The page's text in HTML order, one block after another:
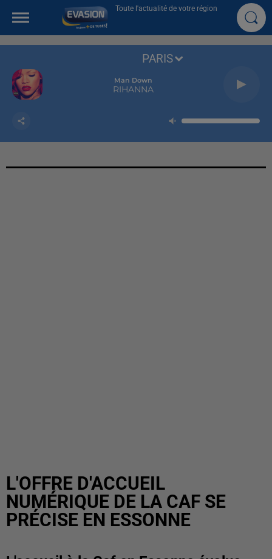
Toute l'actualité de votre région
Man Down
RIHANNA
PARIS
L'OFFRE D'ACCUEIL
NUMÉRIQUE DE LA CAF SE
PRÉCISE EN ESSONNE